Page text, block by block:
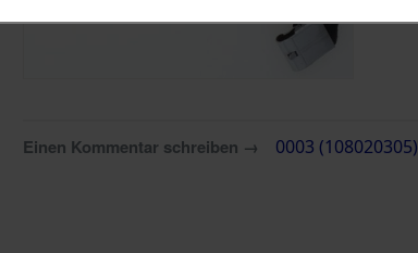
Einen Kommentar schreiben → 0003 (108020305)